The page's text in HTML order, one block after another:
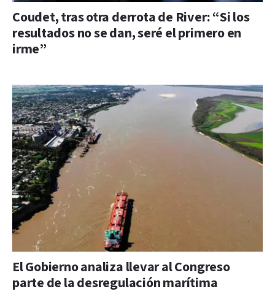
Coudet, tras otra derrota de River: “Si los
resultados no se dan, seré el primero en
irme”
El Gobierno analiza llevar al Congreso
parte de la desregulación marítima